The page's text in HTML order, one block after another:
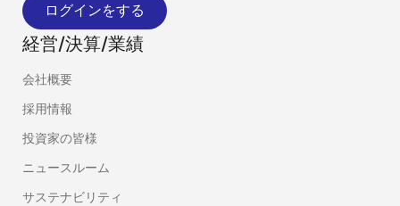
ログインをする
経営/決算/業績
会社概要
採用情報
投資家の皆様
ニュースルーム
サステナビリティ